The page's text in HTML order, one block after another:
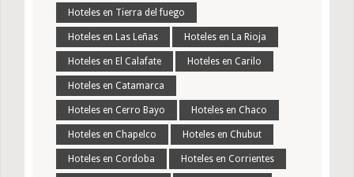
Hoteles en Tierra del fuego
Hoteles en Las Leñas Hoteles en La Rioja
Hoteles en El Calafate Hoteles en Carilo
Hoteles en Catamarca
Hoteles en Cerro Bayo Hoteles en Chaco
Hoteles en Chapelco Hoteles en Chubut
Hoteles en Cordoba Hoteles en Corrientes